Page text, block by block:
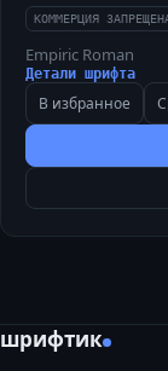
КОММЕРЦИЯ
Empiric Roman
Детали шрифта
В избранное
шрифтик